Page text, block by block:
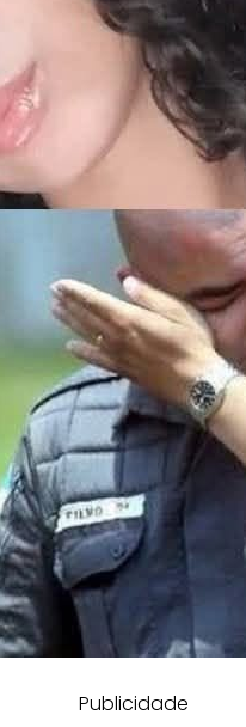
Publicidade